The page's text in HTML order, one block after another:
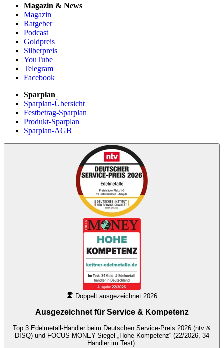
Magazin & News
Magazin
Ratgeber
Podcast
Goldpreis
Silberpreis
YouTube
Telegram
Facebook
Sparplan
Sparplan-Übersicht
Festbetrag-Sparplan
Produkt-Sparplan
Sparplan-AGB
Doppelt ausgezeichnet 2026
Ausgezeichnet für Service & Kompetenz
Top 3 Edelmetall-Händler beim Deutschen Service-Preis 2026 (ntv &
DISQ) und FOCUS-MONEY-Siegel „Hohe Kompetenz“ (22/2026, 34
Händler im Test).